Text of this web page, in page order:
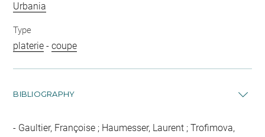
Urbania
Type
platerie -coupe
BIBLIOGRAPHY
Gaultier, Françoise ; Haumesser, Laurent ; Trofimova,